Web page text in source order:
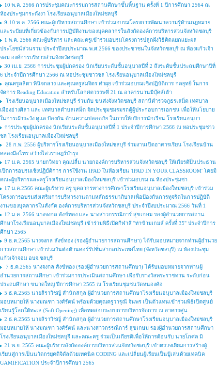
10 พ.ค. 2566 การประชุมคณะกรรมการสถานศึกษาขั้นพื้นฐาน ครั้งที่ 1 ปีการศึกษา 2564 ณ
ห้องประชุมกระดังงา โรงเรียนอนุบาลเมืองใหม่ชลบุรี
9-10 พ.ค. 2566 คณะผู้บริหารสถานศึกษา เข้าร่วมอบรมโครงการพัฒนาความรู้ด้านกฏหมาย
และระบียบที่เกี่ยวข้องกับการปฏิบัติงานของบุคคลากรในสังกัดองค์การบริหารส่วนจังหวัดชลบุรี
1 พ.ค. 2566 คณะผู้บริหาร และคณะครูเข้าร่วมอบรมโครงการปลูกฝังวิธีคิดแยกแยะผล
ประโยชน์ส่วนรวม ประจำปีงบประมาณ พ.ศ.2566 ของประชาชนในจังหวัดชลบุรี ณ ห้องแก้วเจ้า
จอม องค์การบริหารส่วนจังหวัดชลบุรี
30 เม.ย. 2566 การประชุมผู้ปกครอง นักเรียนระดับชั้นอนุบาลปีที่ 2 ถึงระดับชั้นประถมศึกษาปีที่
6 ประจำปีการศึกษา 2566 ณ หอประชุมชาวชล โรงเรียนอนุบาลเมืองใหม่ชลบุรี
คุณครูลลิตา พินิจกลาง และคุณครูสมจิตร คำผุย เข้าร่วมอบรมเชิงปฏิบัติการ กลยุทย์ ในการ
จัดการ Reading Education สำหรับโลกศตวรรษที่ 21 ณ อาคารนานมีบุ๊คส์เฮ้า
โรงเรียนอนุบาลเมืองใหม่ชลบุรี ร่วมกับ ขนส่งจังหวัดชลบุรี สถานีตำรวจภูธรเสม็ด เทศบาล
เมืองอ่างศิลา และ เทศบาลตำบลเสม็ด จัดประชุมชมรมรถตู้ผู้ประกอบการเอกชน เพื่อให้นโยบาย
ในการเฝ้าระวัง ดูแล ป้องกัน ด้านความปลอดภัย ในการให้บริการนักเรียน โรงเรียนอนุบา
การประชุมผู้ปกครอง นักเรียนระดับชั้นอนุบาลปีที่ 1 ประจำปีการศึกษา 2566 ณ หอประชุมชาว
ชล โรงเรียนอนุบาลเมืองใหม่ชลบุรี
28 ก.พ. 2556 ผู้บริหารโรงเรียนอนุบาลเมืองใหม่ชลบุรี ร่วมงานเปิดอาคารเรียน โรงเรียนบ้าน
คลองมือไทร สว่างไสวราษฎร์บำรุง
17 ม.ค. 2565 นายกวิทยา คุณปลื้ม นายกองค์การบริหารส่วนจังหวัดชลบุรี ให้เกียรติป็นประธาน
เปิดการอบรมเชิงปฏิบัติการ การใช้งาน IPAD ในห้องเรียน 'IPAD IN YOUR CLASSROOM' โดยมี
คณะผู้บริหารและครูโรงเรียนอนุบาลเมืองใหม่ชลบุรี เข้าร่วมอบรม ณ ห้องประชุมชา
17 ม.ค.2566 คณะผู้บริหาร ครู บุคลากรทางการศึกษาโรงเรียนอนุบาลเมืองใหม่ชลบุรี เข้าร่วม
โครงการอบรมส่งเสริมการบริหารงานตามหลักธรรมาภิบาลเพื่อป้องกันการทุจริตในการปฏิบัติ
งานของบุคลากรในสังกัด องค์การบริหารส่วนจังหวัดชลบุรี ประจำปีงบประมาณ 2566 วันที่ 1
12 ม.ค. 2566 นางจงกล สังข์ทอง และ นางสาวกรรณิการ์ สุขเกษม รองผู้อำนวยการสถาน
ศึกษาโรงเรียนอนุบาลเมืองใหม่ชลบุรี เข้าร่วมพิธีเปิดกีฬาสี ''ท่าข้ามเกมส์ ครั้งที่ 35'' ประจำปีการ
ศึกษา 2565
9 ธ.ค.2565 นางจงกล สังข์ทอง (รองผู้อำนวยการสถานศึกษา) ได้รับมอบหมายจากท่านผู้อำนวย
การสถานศึกษา เข้าร่วมวันต่อต้านคอร์รัปชั่นสากลประเทศไทย (จังหวัดชลบุรี) ณ ห้องประชุม
แก้วเจ้าจอม อบจ.ชลบุรี
7 ธ.ค.2565 นางจงกล สังข์ทอง (รองผู้อำนวยการสถานศึกษา) ได้รับมอบหมายจากท่านผู้
อำนวยการสถานศึกษา เข้าร่วมการประเมินสถานศึกษา เพื่อรับรางวัลพระราชทาน ระดับก่อน
ประถมศึกษา ขนาดใหญ่ ปีการศึกษา 2565 ณ โรงเรียนชุมชนวัดหนองค้อ
5 ธ.ค.2565 นายสิราวิชญ์ สำนักสกุล ผู้อำนวยการสถานศึกษาโรงเรียนอนุบาลเมืองใหม่ชลบุรี
มอบหมายให้ นางมณฑา วงศ์รัตน์ พร้อมด้วยคุณครูวารุณี จันพร เป็นตัวแทนเข้าร่วมพิธีเปิดศูนย์
เรียนรู้โลกใต้ทะเล (Soft Opening) เพื่อทดสอบระบบการบริหารจัดการ ณ อาคารศูน
2 ธ.ค.2565 นายสิราวิชญ์ สำนักสกุล ผู้อำนวยการสถานศึกษาโรงเรียนอนุบาลเมืองใหม่ชลบุรี
มอบหมายให้ นางมณฑา วงศ์รัตน์ และนางสาวกรรณิการ์ สุขเกษม รองผู้อำนวยการสถานศึกษา
โรงเรียนอนุบาลเมืองใหม่ชลบุรี และคณะครู ร่วมเป็นเกียรติเพื่อให้การต้อนรับ นายโกศล มิ
21 พ.ย. 2565 คณะผู้บริหารสังกัดองค์การบริหารส่วนจังหวัดชลบุรี เข้าตรวจเยี่ยมการสร้างผู้
เรียนสู่การเป็นนวัตกรยุคดิจิดัลด้วยเทคนิค CODING และเปลี่ยนผู้เรียนเป็นปู้เล่นด้วยเทคนิค
GAMIFICATION ประจำปีการศึกษา 2565